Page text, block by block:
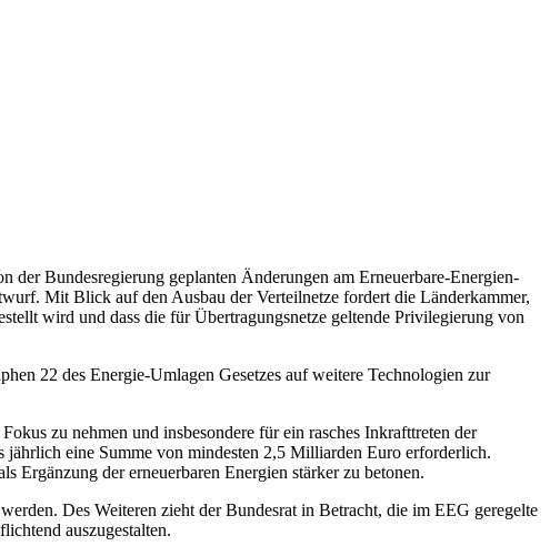
der Bundesregierung geplanten Änderungen am Erneuerbare-Energien-
Mit Blick auf den Ausbau der Verteilnetze fordert die Länderkammer,
wird und dass die für Übertragungsnetze geltende Privilegierung von
22 des Energie-Umlagen Gesetzes auf weitere Technologien zur
zu nehmen und insbesondere für ein rasches Inkrafttreten der
jährlich eine Summe von mindesten 2,5 Milliarden Euro erforderlich.
der erneuerbaren Energien stärker zu betonen.
Des Weiteren zieht der Bundesrat in Betracht, die im EEG geregelte
auszugestalten.